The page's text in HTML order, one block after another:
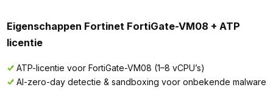
Eigenschappen Fortinet FortiGate-VM08 + ATP
licentie
ATP-licentie voor FortiGate-VM08 (1–8 vCPU’s)
AI-zero-day detectie & sandboxing voor onbekende malware